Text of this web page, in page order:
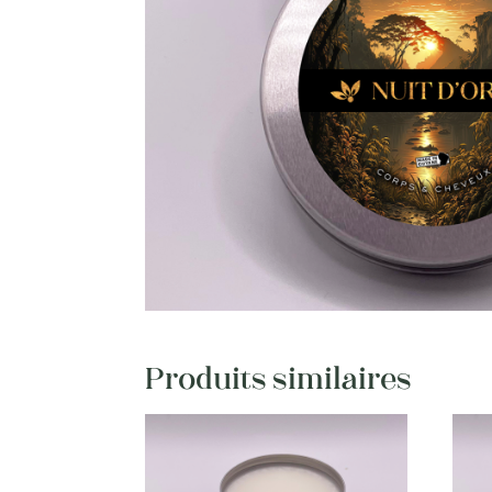
Produits similaires